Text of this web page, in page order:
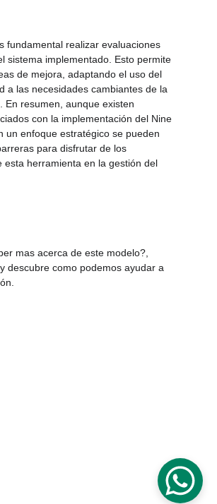
fundamental realizar evaluaciones
sistema implementado. Esto permite
de mejora, adaptando el uso del
a las necesidades cambiantes de la
En resumen, aunque existen
con la implementación del Nine
un enfoque estratégico se pueden
para disfrutar de los
esta herramienta en la gestión del
mas acerca de este modelo?,
descubre como podemos ayudar a